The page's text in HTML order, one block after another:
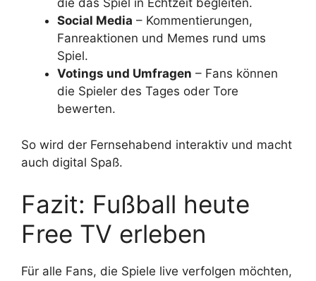
die das Spiel in Echtzeit begleiten.
Social Media – Kommentierungen,
Fanreaktionen und Memes rund ums
Spiel.
Votings und Umfragen – Fans können
die Spieler des Tages oder Tore
bewerten.
So wird der Fernsehabend interaktiv und macht
auch digital Spaß.
Fazit: Fußball heute
Free TV erleben
Für alle Fans, die Spiele live verfolgen möchten,